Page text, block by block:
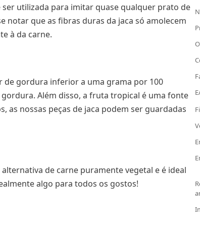
utilizada para imitar quase qualquer prato de
notar que as fibras duras da jaca só amolecem
à da carne.
de gordura inferior a uma grama por 100
Além disso, a fruta tropical é uma fonte
as nossas peças de jaca podem ser guardadas
de carne puramente vegetal e é ideal
algo para todos os gostos!